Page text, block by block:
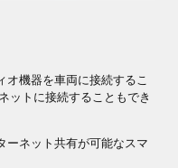
オ機器を車両に接続するこ
ットに接続することもでき
ーネット共有が可能なスマ